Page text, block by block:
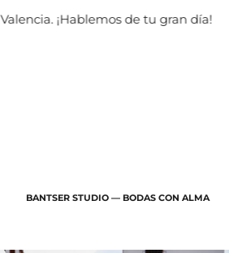
BANTSER STUDIO — BODAS CON ALMA
de tu gran día!